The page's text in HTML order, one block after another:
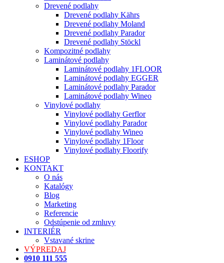
Drevené podlahy
Drevené podlahy Kährs
Drevené podlahy Moland
Drevené podlahy Parador
Drevené podlahy Stöckl
Kompozitné podlahy
Laminátové podlahy
Laminátové podlahy 1FLOOR
Laminátové podlahy EGGER
Laminátové podlahy Parador
Laminátové podlahy Wineo
Vinylové podlahy
Vinylové podlahy Gerflor
Vinylové podlahy Parador
Vinylové podlahy Wineo
Vinylové podlahy 1Floor
Vinylové podlahy Floorify
ESHOP
KONTAKT
O nás
Katalógy
Blog
Marketing
Referencie
Odstúpenie od zmluvy
INTERIÉR
Vstavané skrine
VÝPREDAJ
0910 111 555